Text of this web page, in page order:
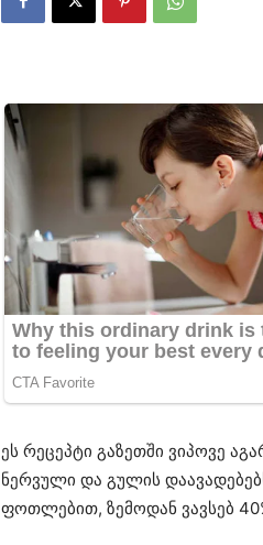
ეს რეცეპტი გაზეთში ვიპოვე
ნერვული და გულის
ფოთლებით, ზემოდან ვავსებ